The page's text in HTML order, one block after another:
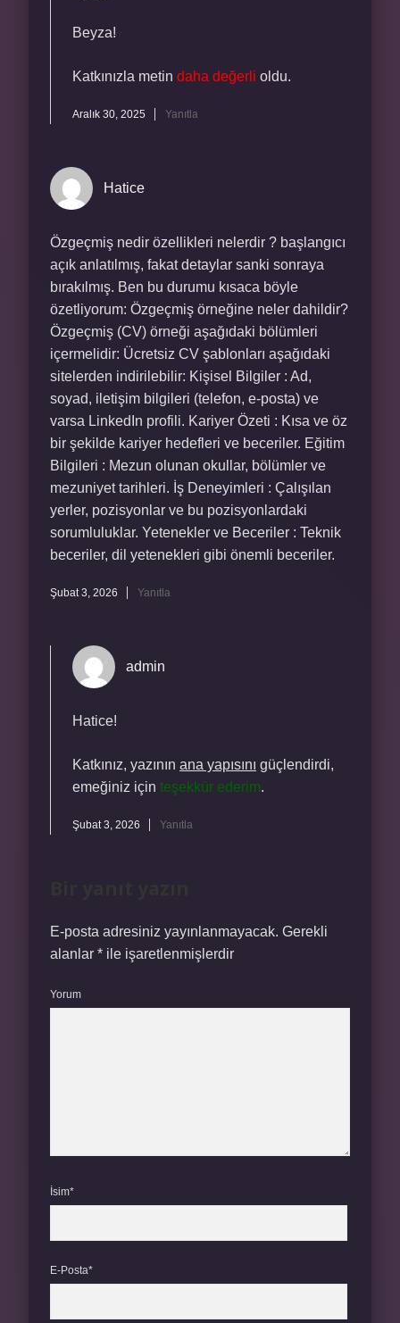
Beyza!
Katkınızla metin daha değerli oldu.
Aralık 30, 2025 Yanıtla
Hatice
Özgeçmiş nedir özellikleri nelerdir ? başlangıcı
açık anlatılmış, fakat detaylar sanki sonraya
bırakılmış. Ben bu durumu kısaca böyle
özetliyorum: Özgeçmiş örneğine neler dahildir?
Özgeçmiş (CV) örneği aşağıdaki bölümleri
içermelidir: Ücretsiz CV şablonları aşağıdaki
sitelerden indirilebilir: Kişisel Bilgiler : Ad,
soyad, iletişim bilgileri (telefon, e-posta) ve
varsa LinkedIn profili. Kariyer Özeti : Kısa ve öz
bir şekilde kariyer hedefleri ve beceriler. Eğitim
Bilgileri : Mezun olunan okullar, bölümler ve
mezuniyet tarihleri. İş Deneyimleri : Çalışılan
yerler, pozisyonlar ve bu pozisyonlardaki
sorumluluklar. Yetenekler ve Beceriler : Teknik
beceriler, dil yetenekleri gibi önemli beceriler.
Şubat 3, 2026 Yanıtla
admin
Hatice!
Katkınız, yazının ana yapısını güçlendirdi,
emeğiniz için teşekkür ederim.
Şubat 3, 2026 Yanıtla
E-posta adresiniz yayınlanmayacak. Gerekli
alanlar * ile işaretlenmişlerdir
Yorum
İsim*
E-Posta*